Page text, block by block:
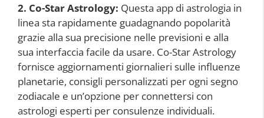
2. Co-Star Astrology: Questa app di astrologia in
linea sta rapidamente guadagnando popolarità
grazie alla sua precisione nelle previsioni e alla
sua interfaccia facile da usare. Co-Star Astrology
fornisce aggiornamenti giornalieri sulle influenze
planetarie, consigli personalizzati per ogni segno
zodiacale e un’opzione per connettersi con
astrologi esperti per consulenze individuali.